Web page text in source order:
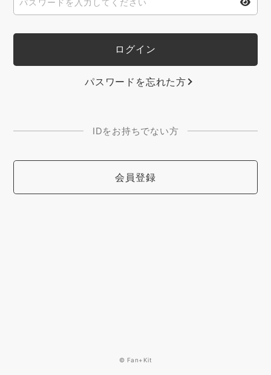
パスワードを忘れた方
IDをお持ちでない方
会員登録
© Fan+Kit